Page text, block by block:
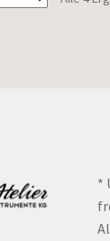
*